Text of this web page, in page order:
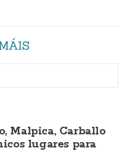
Malpica, Carballo
lugares para